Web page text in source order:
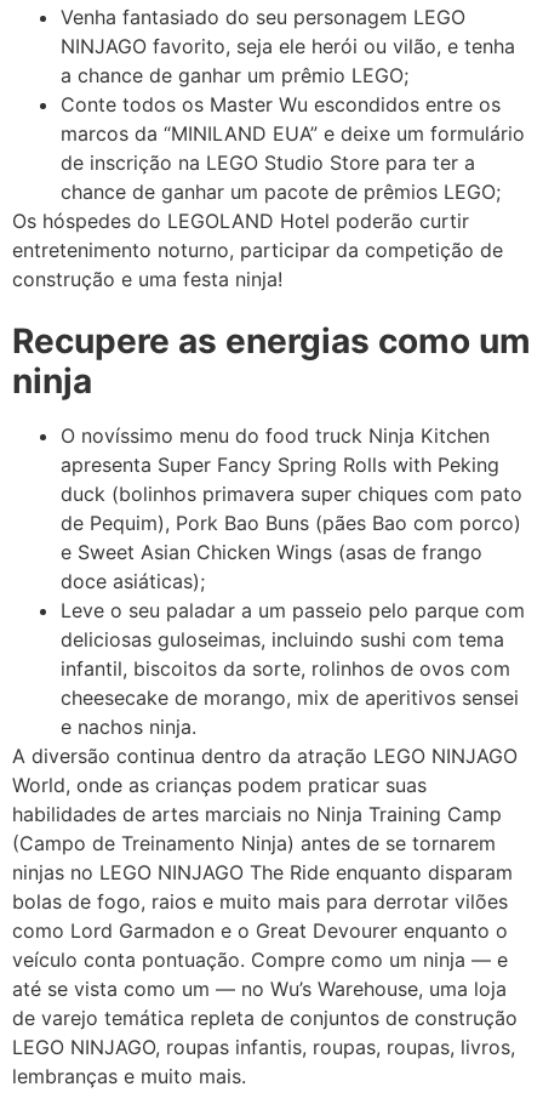
Venha fantasiado do seu personagem LEGO
NINJAGO favorito, seja ele herói ou vilão, e tenha
a chance de ganhar um prêmio LEGO;
Conte todos os Master Wu escondidos entre os
marcos da “MINILAND EUA” e deixe um formulário
de inscrição na LEGO Studio Store para ter a
chance de ganhar um pacote de prêmios LEGO;
Os hóspedes do LEGOLAND Hotel poderão curtir
entretenimento noturno, participar da competição de
construção e uma festa ninja!
Recupere as energias como um
ninja
O novíssimo menu do food truck Ninja Kitchen
apresenta Super Fancy Spring Rolls with Peking
duck (bolinhos primavera super chiques com pato
de Pequim), Pork Bao Buns (pães Bao com porco)
e Sweet Asian Chicken Wings (asas de frango
doce asiáticas);
Leve o seu paladar a um passeio pelo parque com
deliciosas guloseimas, incluindo sushi com tema
infantil, biscoitos da sorte, rolinhos de ovos com
cheesecake de morango, mix de aperitivos sensei
e nachos ninja.
A diversão continua dentro da atração LEGO NINJAGO
World, onde as crianças podem praticar suas
habilidades de artes marciais no Ninja Training Camp
(Campo de Treinamento Ninja) antes de se tornarem
ninjas no LEGO NINJAGO The Ride enquanto disparam
bolas de fogo, raios e muito mais para derrotar vilões
como Lord Garmadon e o Great Devourer enquanto o
veículo conta pontuação. Compre como um ninja — e
até se vista como um — no Wu’s Warehouse, uma loja
de varejo temática repleta de conjuntos de construção
LEGO NINJAGO, roupas infantis, roupas, roupas, livros,
lembranças e muito mais.